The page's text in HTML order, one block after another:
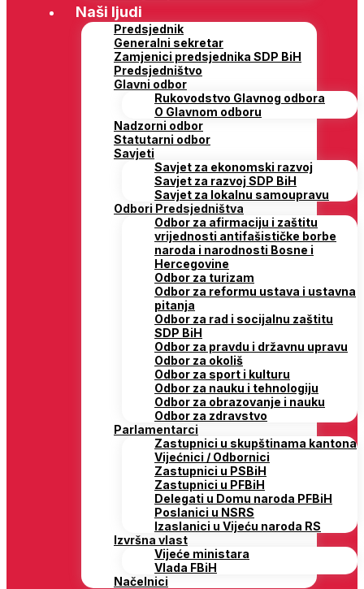
Naši ljudi
Predsjednik
Generalni sekretar
Zamjenici predsjednika SDP BiH
Predsjedništvo
Glavni odbor
Rukovodstvo Glavnog odbora
O Glavnom odboru
Nadzorni odbor
Statutarni odbor
Savjeti
Savjet za ekonomski razvoj
Savjet za razvoj SDP BiH
Savjet za lokalnu samoupravu
Odbori Predsjedništva
Odbor za afirmaciju i zaštitu
vrijednosti antifašističke borbe
naroda i narodnosti Bosne i
Hercegovine
Odbor za turizam
Odbor za reformu ustava i ustavna
pitanja
Odbor za rad i socijalnu zaštitu
SDP BiH
Odbor za pravdu i državnu upravu
Odbor za okoliš
Odbor za sport i kulturu
Odbor za nauku i tehnologiju
Odbor za obrazovanje i nauku
Odbor za zdravstvo
Parlamentarci
Zastupnici u skupštinama kantona
Vijećnici / Odbornici
Zastupnici u PSBiH
Zastupnici u PFBiH
Delegati u Domu naroda PFBiH
Poslanici u NSRS
Izaslanici u Vijeću naroda RS
Izvršna vlast
Vijeće ministara
Vlada FBiH
Načelnici